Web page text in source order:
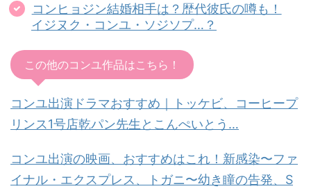
コンヒョジン結婚相手は？歴代彼氏の噂も！
イジヌク・コンユ・ソジソプ…？
この他のコンユ作品はこちら！
コンユ出演ドラマおすすめ｜トッケビ、コーヒープ
リンス1号店乾パン先生とこんぺいとう…
コンユ出演の映画、おすすめはこれ！新感染〜ファ
イナル・エクスプレス、トガニ〜幼き瞳の告発、S